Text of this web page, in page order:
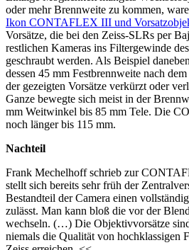
oder mehr Brennweite zu kommen,
Ikon CONTAFLEX III und
Vorsätze, die bei den Zeiss-SLRs per
restlichen Kameras ins Filtergewinde
geschraubt werden. Als Beispiel
dessen 45 mm Festbrennweite nach
der gezeigten Vorsätze verkürzt oder
Ganze bewegte sich meist in der
mm Weitwinkel bis 85 mm Tele. Die
noch länger bis 115 mm.
Nachteil
Frank Mechelhoff schrieb zur
stellt sich bereits sehr früh der
Bestandteil der Camera einen
zulässt. Man kann bloß die vor der
wechseln. (…) Die Objektivvorsätze
niemals die Qualität von hochklassigen